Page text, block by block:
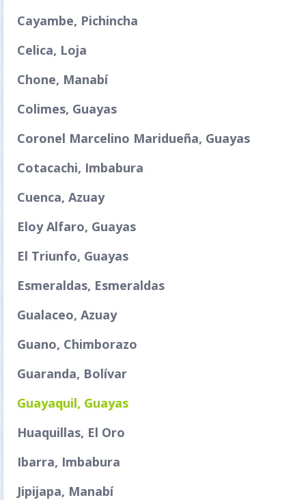
Cayambe, Pichincha
Celica, Loja
Chone, Manabí
Colimes, Guayas
Coronel Marcelino Maridueña, Guayas
Cotacachi, Imbabura
Cuenca, Azuay
Eloy Alfaro, Guayas
El Triunfo, Guayas
Esmeraldas, Esmeraldas
Gualaceo, Azuay
Guano, Chimborazo
Guaranda, Bolívar
Guayaquil, Guayas
Huaquillas, El Oro
Ibarra, Imbabura
Jipijapa, Manabí